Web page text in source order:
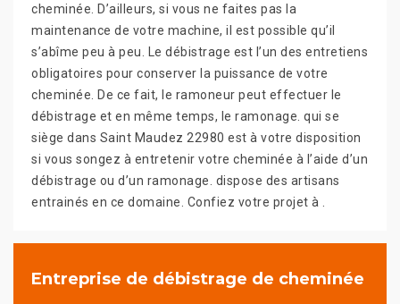
cheminée. D’ailleurs, si vous ne faites pas la
maintenance de votre machine, il est possible qu’il
s’abîme peu à peu. Le débistrage est l’un des entretiens
obligatoires pour conserver la puissance de votre
cheminée. De ce fait, le ramoneur peut effectuer le
débistrage et en même temps, le ramonage. qui se
siège dans Saint Maudez 22980 est à votre disposition
si vous songez à entretenir votre cheminée à l’aide d’un
débistrage ou d’un ramonage. dispose des artisans
entrainés en ce domaine. Confiez votre projet à .
Entreprise de débistrage de cheminée